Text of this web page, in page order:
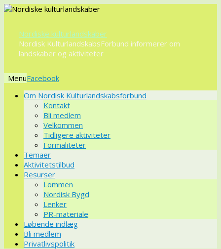
Nordiske kulturlandskaber
Nordisk KulturlandskabsForbund informerer om
landskaber og aktiviteter
Menu
VidereOm Nordisk Kulturlandskabsforbund
Kontakt
Bli medlem
Velkommen
Tidligere aktiviteter
Formaliteter
Temaer
Aktivitetstilbud
Resurser
Lommen
Nordisk Bygd
Lenker
PR-materiale
Løbende indlæg
Bli medlem
Privatlivspolitik